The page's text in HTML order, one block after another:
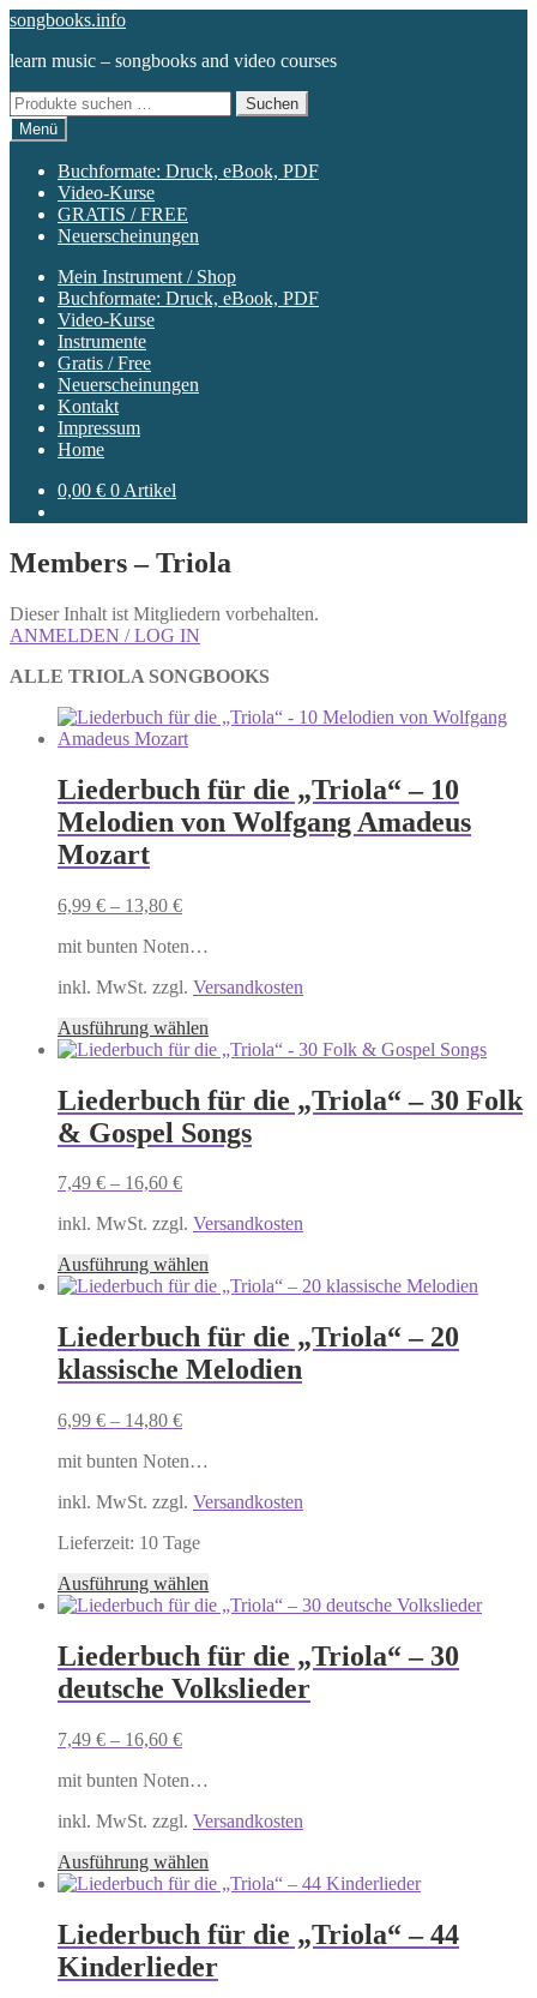
Zur
springen
Zum
springen
songbooks.info
learn music – songbooks and video courses
Suchen
nach:
Suchen
Menü
Buchformate: Druck, eBook, PDF
Video-Kurse
GRATIS / FREE
Neuerscheinungen
Mein Instrument / Shop
Buchformate: Druck, eBook, PDF
Video-Kurse
Instrumente
Gratis / Free
Neuerscheinungen
Kontakt
Impressum
Home
0,00 € 0 Artikel
Members – Triola
Dieser Inhalt ist Mitgliedern vorbehalten.
ANMELDEN / LOG IN
ALLE TRIOLA SONGBOOKS
Liederbuch für die „Triola“ – 10
Melodien von Wolfgang Amadeus
Mozart
6,99 € – 13,80 €
mit bunten Noten…
inkl. MwSt. zzgl. Versandkosten
Ausführung wählen
Produkt
mehrere
Varianten
auf.
auf
gewählt
Liederbuch für die „Triola“ – 30 Folk
& Gospel Songs
7,49 € – 16,60 €
inkl. MwSt. zzgl. Versandkosten
Ausführung wählen
Produkt
mehrere
Varianten
auf.
Produktseite
Liederbuch für die „Triola“ – 20
klassische Melodien
6,99 € – 14,80 €
mit bunten Noten…
inkl. MwSt. zzgl. Versandkosten
Lieferzeit: 10 Tage
Ausführung wählen
Produkt
mehrere
Varianten
auf.
Produktseite
werden
Liederbuch für die „Triola“ – 30
deutsche Volkslieder
7,49 € – 16,60 €
mit bunten Noten…
inkl. MwSt. zzgl. Versandkosten
Ausführung wählen
Produkt
mehrere
Varianten
auf.
Liederbuch für die „Triola“ – 44
Kinderlieder